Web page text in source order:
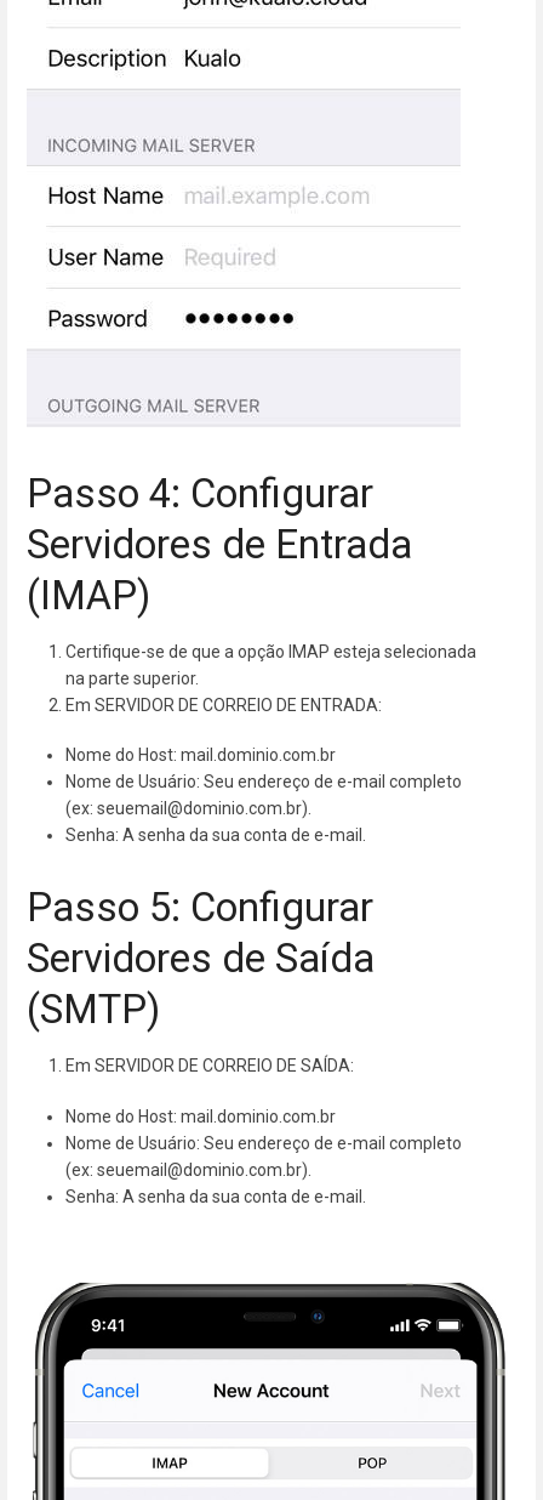
Passo 4: Configurar
Servidores de Entrada
(IMAP)
Certifique-se de que a opção IMAP esteja selecionada
na parte superior.
Em SERVIDOR DE CORREIO DE ENTRADA:
Nome do Host: mail.dominio.com.br
Nome de Usuário: Seu endereço de e-mail completo
(ex: seuemail@dominio.com.br).
Senha: A senha da sua conta de e-mail.
Passo 5: Configurar
Servidores de Saída
(SMTP)
Em SERVIDOR DE CORREIO DE SAÍDA:
Nome do Host: mail.dominio.com.br
Nome de Usuário: Seu endereço de e-mail completo
(ex: seuemail@dominio.com.br).
Senha: A senha da sua conta de e-mail.